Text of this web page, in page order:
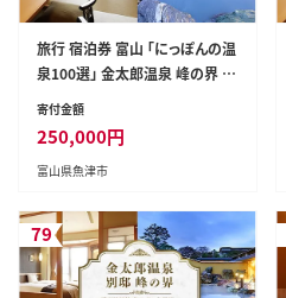
旅行 宿泊券 富山 「にっぽんの温
泉100選」 金太郎温泉 峰の界 露
天風呂付 和モダン和洋室 1泊2
旅行券 北陸 温泉 富山県 ※北海
道・沖縄・離島への配送不可
寄付金額
250,000円
富山県魚津市
79